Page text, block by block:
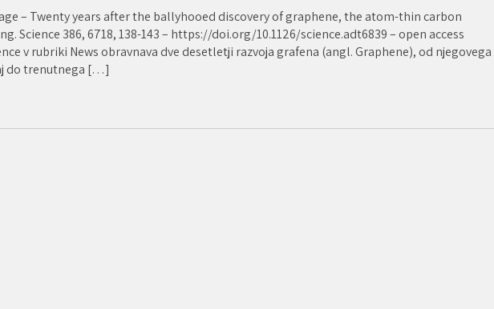
– Twenty years after the ballyhooed discovery of graphene, the atom-thin carbon
Science 386, 6718, 138-143 – https://doi.org/10.1126/science.adt6839 – open access
v rubriki News obravnava dve desetletji razvoja grafena (angl. Graphene), od njegovega
do trenutnega […]